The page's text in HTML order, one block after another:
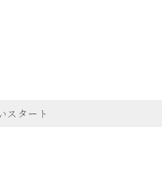
スタート